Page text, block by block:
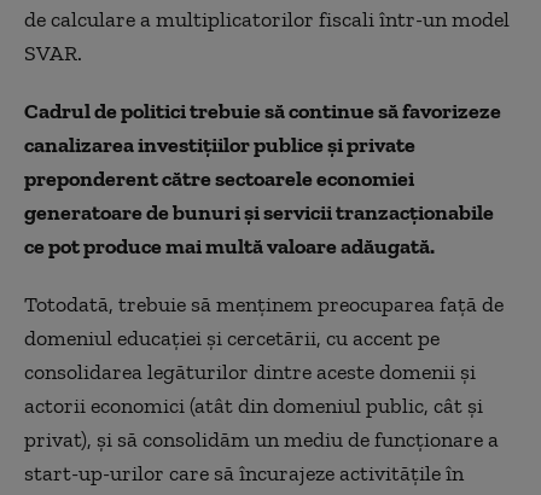
de calculare a multiplicatorilor fiscali într-un model
SVAR.
Cadrul de politici trebuie să continue să favorizeze
canalizarea investițiilor publice și private
preponderent către sectoarele economiei
generatoare de bunuri și servicii tranzacționabile
ce pot produce mai multă valoare adăugată.
Totodată, trebuie să menținem preocuparea față de
domeniul educației și cercetării, cu accent pe
consolidarea legăturilor dintre aceste domenii și
actorii economici (atât din domeniul public, cât și
privat), și să consolidăm un mediu de funcționare a
start-up-urilor care să încurajeze activitățile în